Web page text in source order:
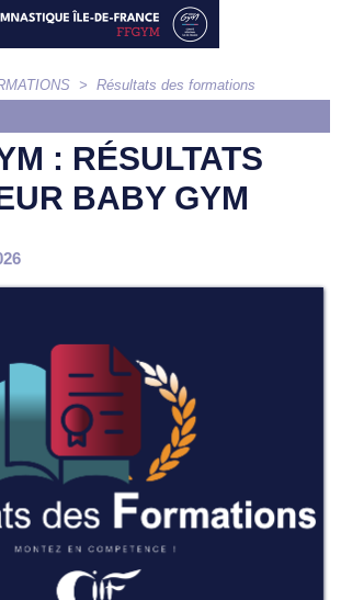
> Résultats des formations
: RÉSULTATS
BABY GYM